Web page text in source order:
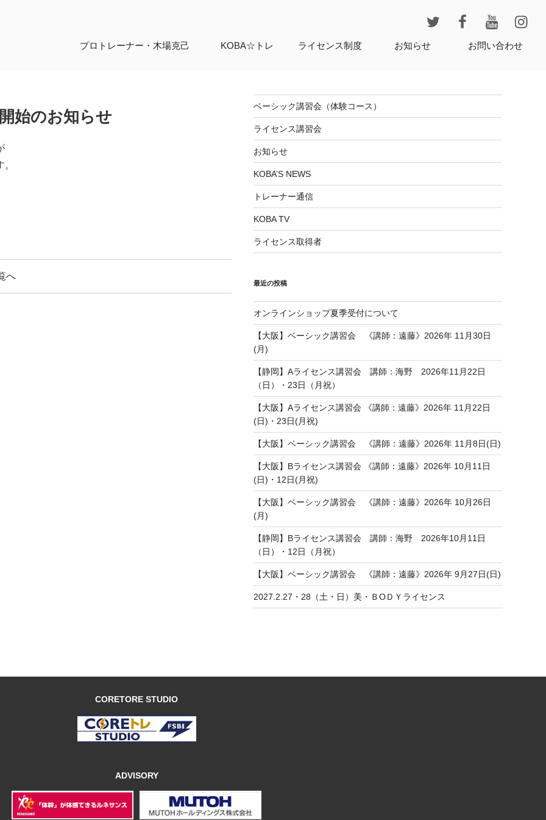
プロトレーナー・ 木場克己 KOBA☆トレ ライセンス制度 お知らせ お問い合わせ
始のお知らせ
へ
ベーシック講習会（体験コース）
ライセンス講習会
お知らせ
KOBA’S NEWS
トレーナー通信
KOBA TV
ライセンス取得者
最近の投稿
オンラインショップ夏季受付について
【大阪】ベーシック講習会 《講師：遠藤》2026年 11月30日
(月)
【静岡】Aライセンス講習会 講師：海野 2026年11月22日
（日）・23日（月祝）
【大阪】Aライセンス講習会 《講師：遠藤》2026年 11月22日
(日)・23日(月祝)
【大阪】ベーシック講習会 《講師：遠藤》2026年 11月8日(日)
【大阪】Bライセンス講習会 《講師：遠藤》2026年 10月11日
(日)・12日(月祝)
【大阪】ベーシック講習会 《講師：遠藤》2026年 10月26日
(月)
【静岡】Bライセンス講習会 講師：海野 2026年10月11日
（日）・12日（月祝）
【大阪】ベーシック講習会 《講師：遠藤》2026年 9月27日(日)
2027.2.27・28（土・日）美・ＢОＤＹライセンス
CORETORE STUDIO
ADVISORY